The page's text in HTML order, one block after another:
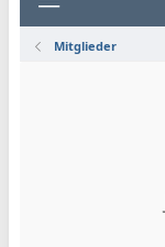
Mitglieder